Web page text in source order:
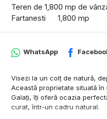
Teren de 1,800 mp de
Fartanesti
1,800 mp
WhatsApp
Visezi la un colț de natură,
Această proprietate situată
Galați, îți oferă ocazia
curat, într-un cadru natural.